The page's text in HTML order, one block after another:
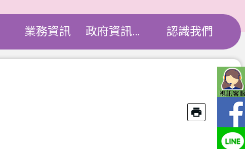
業務資訊 政府資訊公開 認識我們